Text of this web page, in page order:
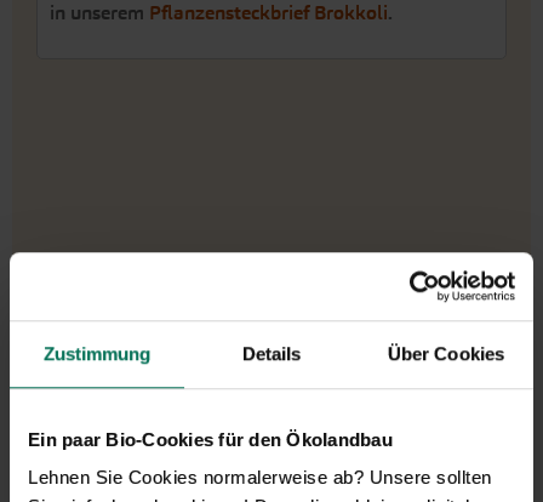
Zustimmung Details Über Cookies
Ein paar Bio-Cookies für den Ökolandbau
Lehnen Sie Cookies normalerweise ab? Unsere sollten
in unserem Pflanzensteckbrief Brokkoli.
Montag bis Freitag von 9:00 bis 13:30 Uhr
+49 6035 1899-0